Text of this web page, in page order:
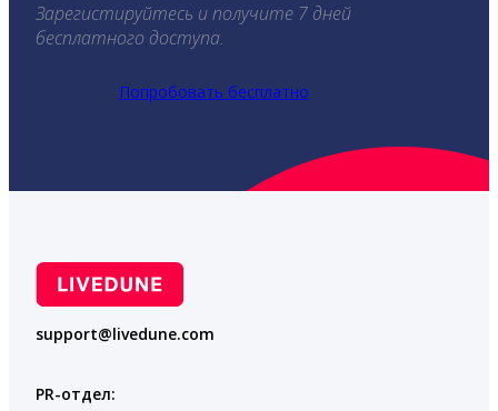
Зарегистируйтесь и получите 7 дней
бесплатного доступа.
Попробовать бесплатно
support@livedune.com
PR-отдел: